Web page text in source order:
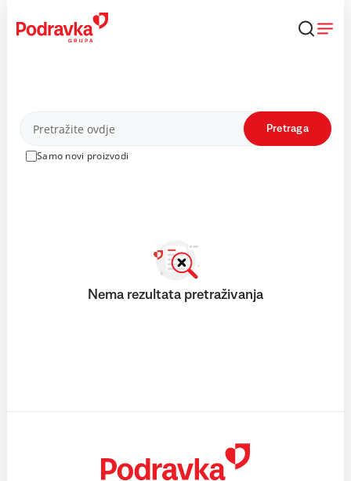
content
Proizvodi
Samo novi proizvodi
Pretraga
Nema rezultata pretraživanja